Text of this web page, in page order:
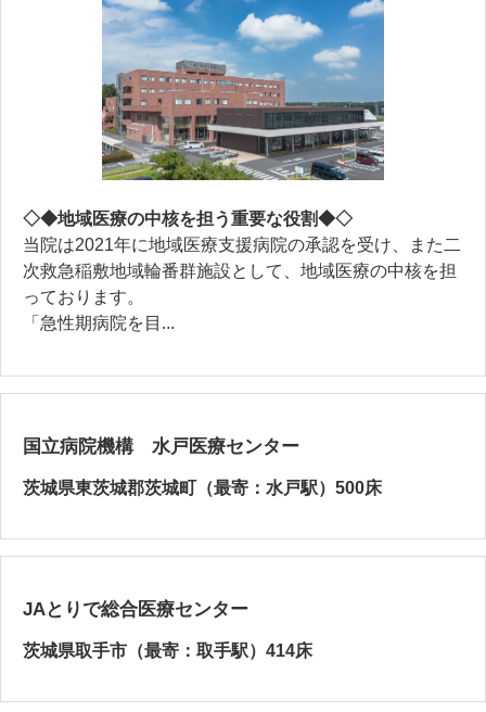
◇◆地域医療の中核を担う重要な役割◆◇
当院は2021年に地域医療支援病院の承認を受け、また二
次救急稲敷地域輪番群施設として、地域医療の中核を担
っております。
「急性期病院を目...
国立病院機構 水戸医療センター
茨城県東茨城郡茨城町（最寄：水戸駅）500床
JAとりで総合医療センター
茨城県取手市（最寄：取手駅）414床